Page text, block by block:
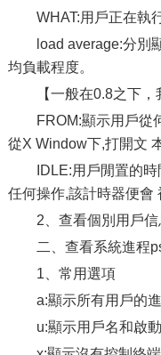
WHAT:用戶正在執
load average:分別
均負載程度。
【一般在0.8之下
FROM:顯示用戶從
從X Window下,打開文
IDLE:用戶閒置的
任何操作,該計時器便會
2、查看個別用戶
二、查看系統進程
1、常用選項
a:顯示所有用戶的
u:顯示用戶名和啟